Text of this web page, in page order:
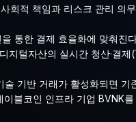
회적 책임과 리스크 관리 의
통한 결제 효율화에 맞춰
지털자산의 실시간 청산·결
기반 거래가 활성화되면
블코인 인프라 기업 BVNK